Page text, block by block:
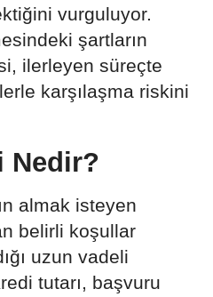
vurguluyor.
şartların
ilerleyen süreçte
karşılaşma riskini
Nedir?
almak isteyen
belirli koşullar
uzun vadeli
tutarı, başvuru